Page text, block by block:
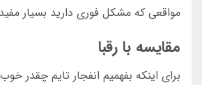
مواقعی که مشکل فوری دارید بسیار
مقایسه با رقبا
برای اینکه بفهمیم انفجار تایم چقدر